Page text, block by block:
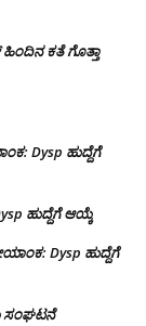
ಕತೆ ಗೊತ್ತಾ
Dysp ಹುದ್ದೆಗೆ
ಹುದ್ದೆಗೆ ಆಯ್ಕೆ
Dysp ಹುದ್ದೆಗೆ
ಸಂಘಟನೆ